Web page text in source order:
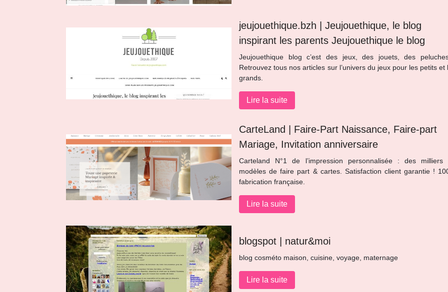
jeujouethique.bzh | Jeujouet­hi­que, le blog
inspirant les parents Jeujouet­hi­que le blog
Jeujouethique blog c’est des jeux, des jouets, des
Retrouvez tous nos articles sur l’univers du jeux pour les petits et
grands.
Lire la suite
CarteLand | Faire-Part Naissance, Faire-part
Mariage, Invitation anniversaire
Carteland N°1 de l’impression personnalisée : des milliers
modèles de faire part & cartes. Satisfaction client garantie !
fabrication française.
Lire la suite
blogspot | natur&moi
blog cosméto maison, cuisine, voyage, maternage
Lire la suite